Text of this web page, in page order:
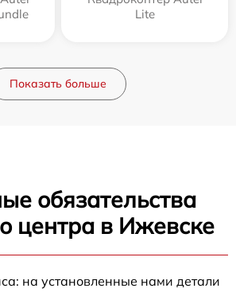
Lite
Показать больше
обязательства
центра в Ижевске
на установленные нами детали